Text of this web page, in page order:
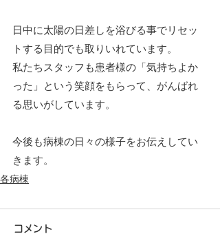
日中に太陽の日差しを浴びる事でリセッ
トする目的でも取りいれています。
私たちスタッフも患者様の「気持ちよか
った」という笑顔をもらって、がんばれ
る思いがしています。
今後も病棟の日々の様子をお伝えしてい
きます。
各病棟
コメント